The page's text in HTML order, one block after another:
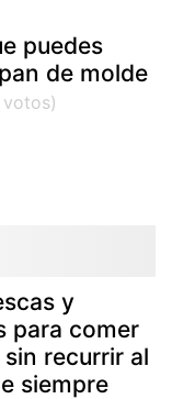
puedes
de molde
y
para comer
recurrir al
siempre